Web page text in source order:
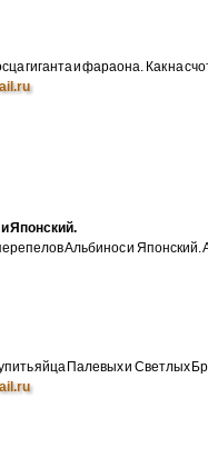
гиганта и фараона. Как на
Японский.
Альбинос и
яйца Палевых и Светлых